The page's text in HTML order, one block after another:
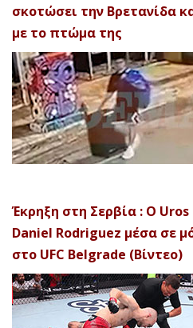
σκοτώσει την Βρετανίδα
με το πτώμα της
Έκρηξη στη Σερβία : Ο
Daniel Rodriguez μέσα σε
στο UFC Belgrade (Βίντεο)